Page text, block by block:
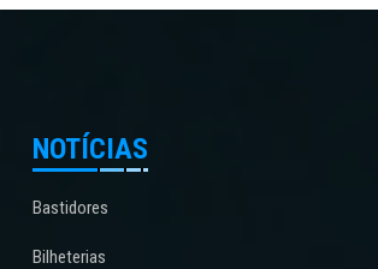
NOTÍCIAS
Bastidores
Bilheterias